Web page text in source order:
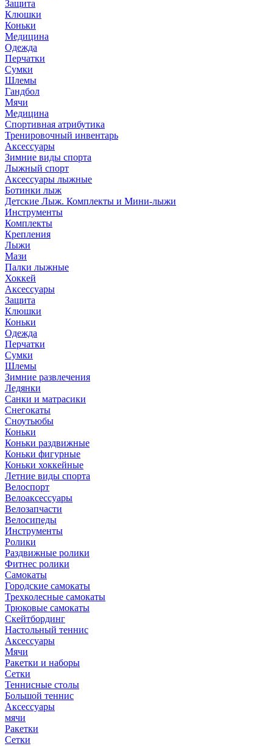
Защита
Клюшки
Коньки
Медицина
Одежда
Перчатки
Сумки
Шлемы
Гандбол
Мячи
Медицина
Спортивная атрибутика
Тренировочный инвентарь
Аксессуары
Зимние виды спорта
Лыжный спорт
Аксессуары лыжные
Ботинки лыж
Детские Лыж. Комплекты и Мини-лыжи
Инструменты
Комплекты
Крепления
Лыжи
Мази
Палки лыжные
Хоккей
Аксессуары
Защита
Клюшки
Коньки
Одежда
Перчатки
Сумки
Шлемы
Зимние развлечения
Ледянки
Санки и матрасики
Снегокаты
Сноутьюбы
Коньки
Коньки раздвижные
Коньки фигурные
Коньки хоккейные
Летние виды спорта
Велоспорт
Велоаксессуары
Велозапчасти
Велосипеды
Инструменты
Ролики
Раздвижные ролики
Фитнес ролики
Самокаты
Городские самокаты
Трехколесные самокаты
Трюковые самокаты
Скейтбординг
Настольный теннис
Аксессуары
Мячи
Ракетки и наборы
Сетки
Теннисные столы
Большой теннис
Аксессуары
мячи
Ракетки
Сетки